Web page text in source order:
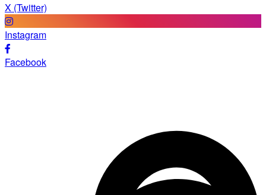
X (Twitter)
Instagram
Facebook